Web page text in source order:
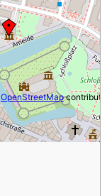
OpenStreetMap